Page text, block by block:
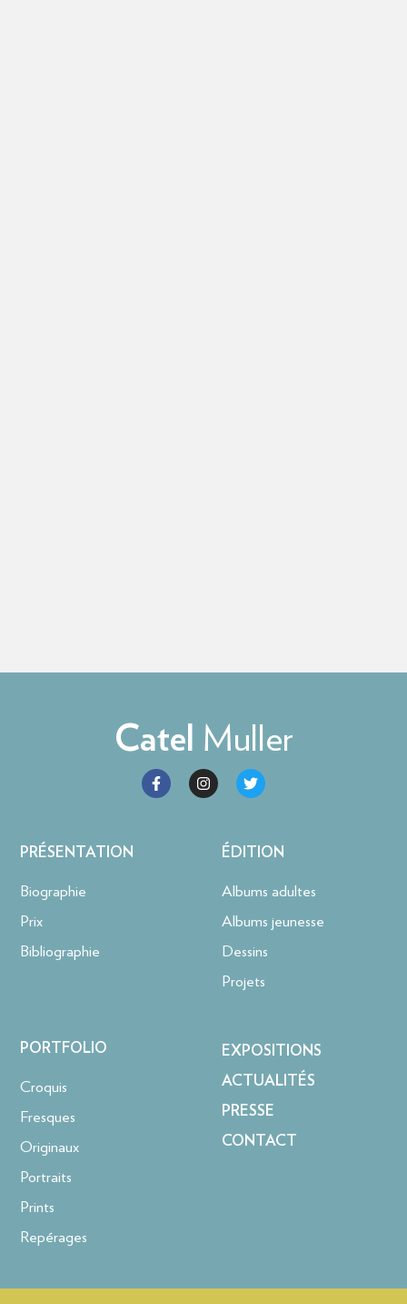
Catel Muller
PRÉSENTATION
Biographie
Prix
Bibliographie
ÉDITION
Albums adultes
Albums jeunesse
Dessins
Projets
PORTFOLIO
Croquis
Fresques
Originaux
Portraits
Prints
Repérages
EXPOSITIONS
ACTUALITÉS
PRESSE
CONTACT